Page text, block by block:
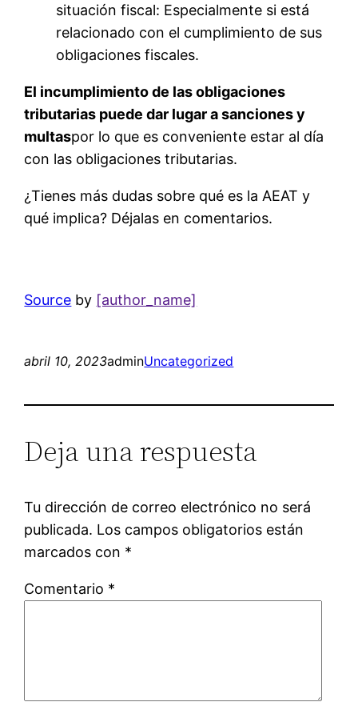
situación fiscal: Especialmente si está
relacionado con el cumplimiento de sus
obligaciones fiscales.
El incumplimiento de las obligaciones
tributarias puede dar lugar a sanciones y
multaspor lo que es conveniente estar al día
con las obligaciones tributarias.
¿Tienes más dudas sobre qué es la AEAT y
qué implica? Déjalas en comentarios.
Source by [author_name]
abril 10, 2023adminUncategorized
Deja una respuesta
Tu dirección de correo electrónico no será
publicada. Los campos obligatorios están
marcados con *
Comentario *